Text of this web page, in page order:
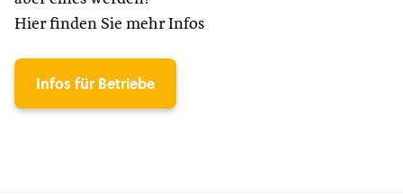
Hier finden Sie mehr Infos
Infos für Betriebe